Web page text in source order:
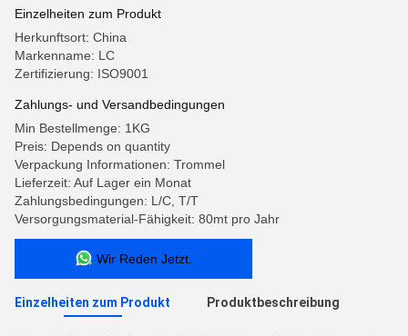
Einzelheiten zum Produkt
Herkunftsort: China
Markenname: LC
Zertifizierung: ISO9001
Zahlungs- und Versandbedingungen
Min Bestellmenge: 1KG
Preis: Depends on quantity
Verpackung Informationen: Trommel
Lieferzeit: Auf Lager ein Monat
Zahlungsbedingungen: L/C, T/T
Versorgungsmaterial-Fähigkeit: 80mt pro Jahr
Wir Reden Jetzt.
Einzelheiten zum Produkt Produktbeschreibung